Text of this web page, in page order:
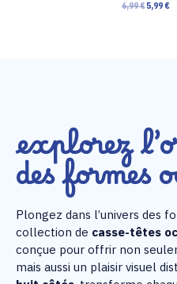
6,99€5,99 €
explorez
des formes
Plongez dans l’univers des
collection de casse-têtes
conçue pour offrir non
mais aussi un plaisir visuel